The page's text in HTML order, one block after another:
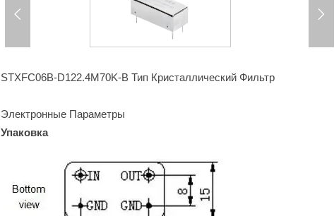
 
STXFC06B-D122.4M70K-B Тип Кристаллический Фильтр
Электронные Параметры
Упаковка